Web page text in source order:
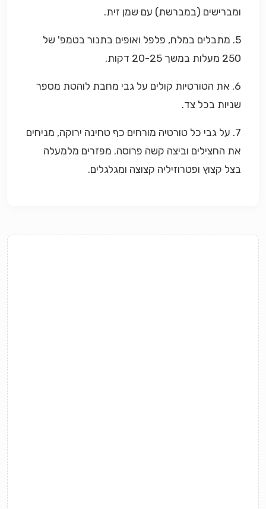
ומברישים (במברשת) עם שמן זית.
5. מתבלים במלח, פלפל ואופים בתנור בטמפ' של
250 מעלות במשך 20-25 דקות.
6. את הטורטיות קולים על גבי מחבת לוהטת מספר
שניות בכל צד.
7. על גבי כל טורטיה מורחים כף טחינה ירוקה, מניחים
את החצילים וביצה קשה פרוסה. מפזרים מלמעלה
בצל קצוץ ופטרוזיליה קצוצה ומגלגלים.